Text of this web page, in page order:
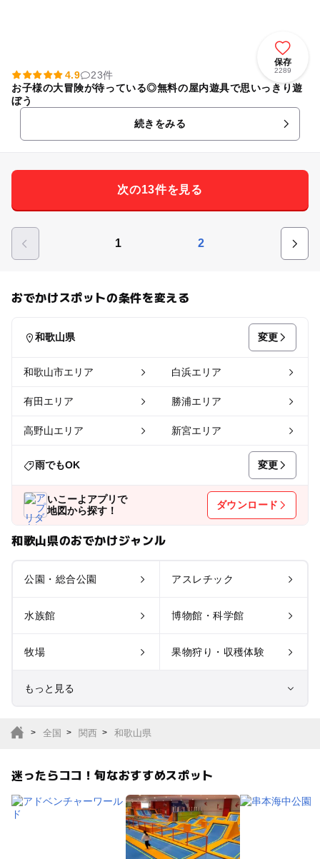
保存
2289
4.9
23件
お子様の大冒険が待っている◎無料の屋内遊具で思いっきり遊
ぼう
続きをみる
次の13件を見る
1 2
おでかけスポットの条件を変える
和歌山県 変更
和歌山市エリア 白浜エリア
有田エリア 勝浦エリア
高野山エリア 新宮エリア
雨でもOK 変更
いこーよアプリで
地図から探す！
ダウンロード
和歌山県のおでかけジャンル
公園・総合公園 アスレチック
水族館 博物館・科学館
牧場 果物狩り・収穫体験
もっと見る
サファリパーク
植物園・フラワーパー
ク
バーベキュー
全国 関西 和歌山県
迷ったらココ！旬なおすすめスポット